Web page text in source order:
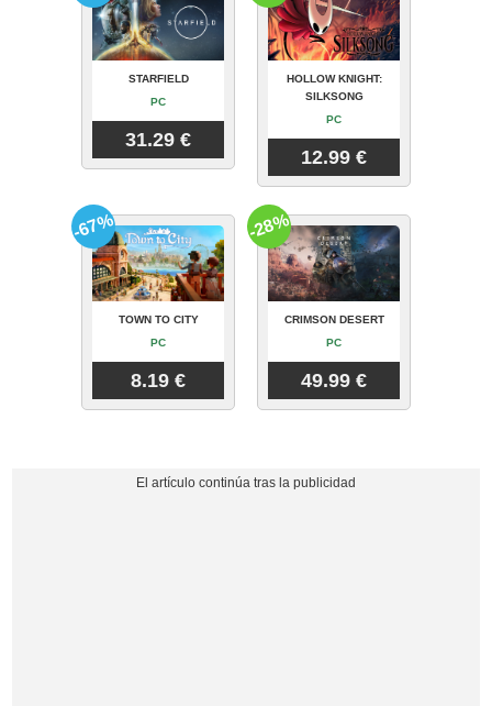
STARFIELD
PC
31.29 €
HOLLOW KNIGHT:
SILKSONG
PC
12.99 €
TOWN TO CITY
PC
8.19 €
-67%
CRIMSON DESERT
PC
49.99 €
-28%